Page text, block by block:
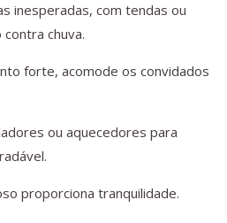
inesperadas, com tendas ou
chuva.
forte, acomode os convidados
ou aquecedores para
proporciona tranquilidade.